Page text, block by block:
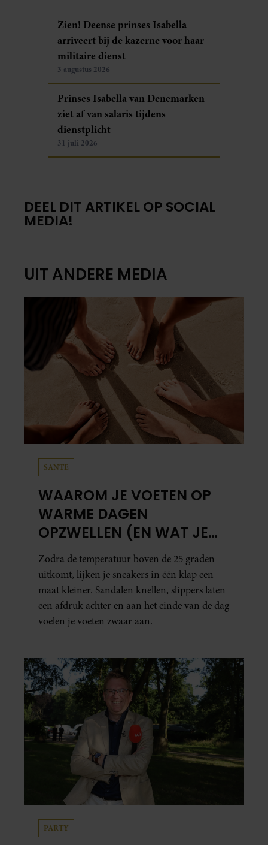
Zien! Deense prinses Isabella
arriveert bij de kazerne voor haar
militaire dienst
3 augustus 2026
Prinses Isabella van Denemarken
ziet af van salaris tijdens
dienstplicht
31 juli 2026
DEEL DIT ARTIKEL OP SOCIAL
MEDIA!
UIT ANDERE MEDIA
SANTE
WAAROM JE VOETEN OP
WARME DAGEN
OPZWELLEN (EN WAT JE
ERAAN KUNT DOEN)
Zodra de temperatuur boven de 25 graden
uitkomt, lijken je sneakers in één klap een
maat kleiner. Sandalen knellen, slippers laten
een afdruk achter en aan het einde van de dag
voelen je voeten zwaar aan.
PARTY